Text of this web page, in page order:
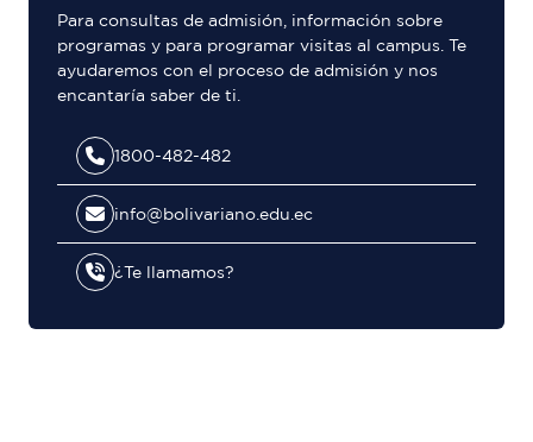
Para consultas de admisión, información sobre
programas y para programar visitas al campus. Te
ayudaremos con el proceso de admisión y nos
encantaría saber de ti.
1800-482-482
info@bolivariano.edu.ec
¿Te llamamos?